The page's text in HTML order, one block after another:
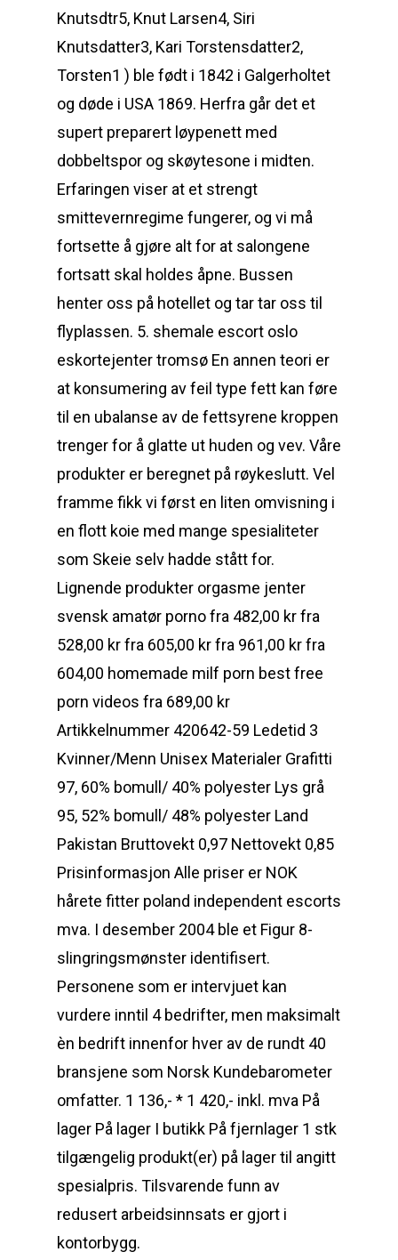
Knutsdtr5, Knut Larsen4, Siri
Knutsdatter3, Kari Torstensdatter2,
Torsten1 ) ble født i 1842 i Galgerholtet
og døde i USA 1869. Herfra går det et
supert preparert løypenett med
dobbeltspor og skøytesone i midten.
Erfaringen viser at et strengt
smittevernregime fungerer, og vi må
fortsette å gjøre alt for at salongene
fortsatt skal holdes åpne. Bussen
henter oss på hotellet og tar tar oss til
flyplassen. 5. shemale escort oslo
eskortejenter tromsø En annen teori er
at konsumering av feil type fett kan føre
til en ubalanse av de fettsyrene kroppen
trenger for å glatte ut huden og vev. Våre
produkter er beregnet på røykeslutt. Vel
framme fikk vi først en liten omvisning i
en flott koie med mange spesialiteter
som Skeie selv hadde stått for.
Lignende produkter orgasme jenter
svensk amatør porno fra 482,00 kr fra
528,00 kr fra 605,00 kr fra 961,00 kr fra
604,00 homemade milf porn best free
porn videos fra 689,00 kr
Artikkelnummer 420642-59 Ledetid 3
Kvinner/Menn Unisex Materialer Grafitti
97, 60% bomull/ 40% polyester Lys grå
95, 52% bomull/ 48% polyester Land
Pakistan Bruttovekt 0,97 Nettovekt 0,85
Prisinformasjon Alle priser er NOK
hårete fitter poland independent escorts
mva. I desember 2004 ble et Figur 8-
slingringsmønster identifisert.
Personene som er intervjuet kan
vurdere inntil 4 bedrifter, men maksimalt
èn bedrift innenfor hver av de rundt 40
bransjene som Norsk Kundebarometer
omfatter. 1 136,- * 1 420,- inkl. mva På
lager På lager I butikk På fjernlager 1 stk
tilgængelig produkt(er) på lager til angitt
spesialpris. Tilsvarende funn av
redusert arbeidsinnsats er gjort i
kontorbygg.